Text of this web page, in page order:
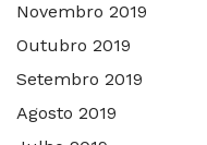
Novembro 2019
Outubro 2019
Setembro 2019
Agosto 2019